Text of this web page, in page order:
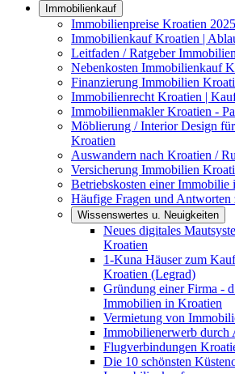
Immobilienkauf
Immobilienpreise Kroatien 2025
Immobilienkauf Kroatien |
Leitfaden / Ratgeber
Nebenkosten Immobilienkauf
Finanzierung Immobilien
Immobilienrecht Kroatien |
Immobilienmakler Kroatien -
Möblierung / Interior Design
Kroatien
Auswandern nach Kroatien /
Versicherung Immobilien
Betriebskosten einer Immobilie
Häufige Fragen und
Wissenswertes u. Neuigkeiten
Neues digitales
Kroatien
1-Kuna Häuser zum
Kroatien (Legrad)
Gründung einer Firma -
Immobilien in Kroatien
Vermietung von
Immobilienerwerb durch
Flugverbindungen
Die 10 schönsten